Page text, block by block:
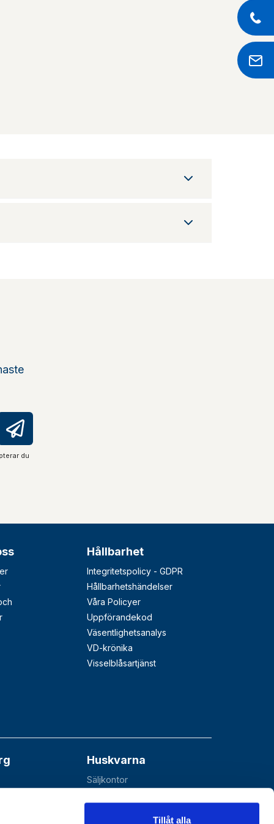
Tillåt alla
du
Hållbarhet
Integritetspolicy - GDPR
Hållbarhetshändelser
Våra Policyer
Uppförandekod
Väsentlighetsanalys
VD-krönika
Visselblåsartjänst
Huskvarna
Säljkontor